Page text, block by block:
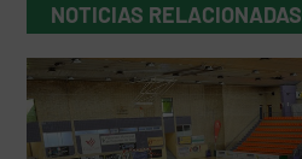
NOTICIAS RELACIONADAS